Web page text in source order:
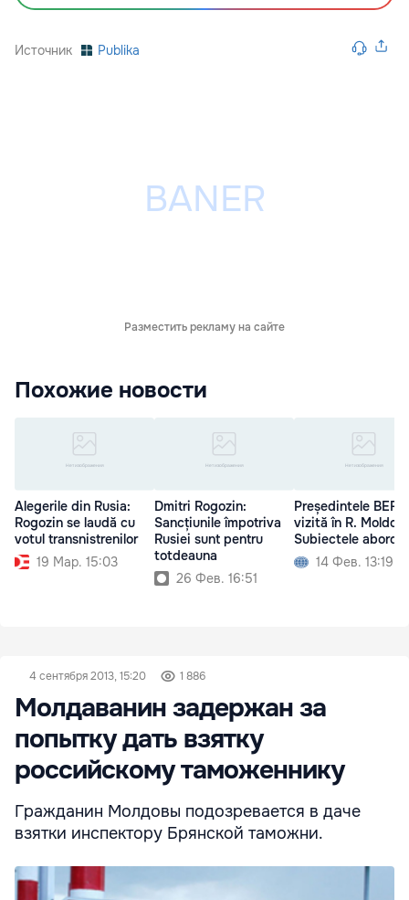
Источник Publika
Разместить рекламу на сайте
Похожие новости
Alegerile din Rusia:
Rogozin se laudă cu
votul transnistrenilor
19 Мар. 15:03
Dmitri Rogozin:
Sancțiunile împotriva
Rusiei sunt pentru
totdeauna
26 Фев. 16:51
Președintele
vizită în R.
Subiectele
14 Фев. 13:19
4 сентября 2013, 15:20 1 886
Молдаванин задержан за
попытку дать взятку
российскому таможеннику
Гражданин Молдовы подозревается в даче
взятки инспектору Брянской таможни.